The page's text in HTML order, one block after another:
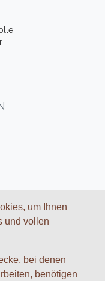
Partnern zusammen:
um Ihnen
und vollen
bei denen
benötigen